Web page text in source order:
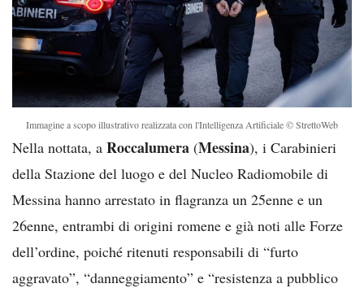
Immagine a scopo illustrativo realizzata con l'Intelligenza Artificiale © StrettoWeb
Nella nottata, a Roccalumera (Messina), i Carabinieri
della Stazione del luogo e del Nucleo Radiomobile di
Messina hanno arrestato in flagranza un 25enne e un
26enne, entrambi di origini romene e già noti alle Forze
dell’ordine, poiché ritenuti responsabili di “furto
aggravato”, “danneggiamento” e “resistenza a pubblico